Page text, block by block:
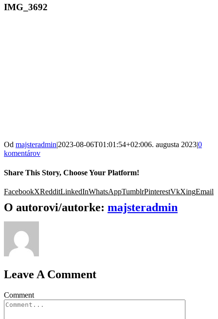
IMG_3692
Od majsteradmin|2023-08-06T01:01:54+02:006. augusta 2023|0
komentárov
Share This Story, Choose Your Platform!
FacebookXRedditLinkedInWhatsAppTumblrPinterestVkXingEmail
O autorovi/autorke: majsteradmin
Leave A Comment
Comment